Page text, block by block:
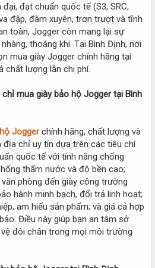
đạt chuẩn quốc tế (S3, SRC,
đập, đâm xuyên, trơn trượt và tĩnh
toàn, Jogger còn mang lại sự
thoáng khí. Tại Bình Định, nơi
mua giày Jogger chính hãng tại
chất lượng lẫn chi phí.
mua giày bảo hộ Jogger tại Bình
Joggerchính hãng, chất lượng và
địa chỉ uy tín dựa trên các tiêu chí
quốc tế với tính năng chống
thấm nước và độ bền cao;
phòng đến giày công trường
hành minh bạch, đổi trả linh hoạt;
am hiểu sản phẩm; và giá cả hợp
Điều này giúp bạn an tâm sở
đôi chân trong mọi môi trường